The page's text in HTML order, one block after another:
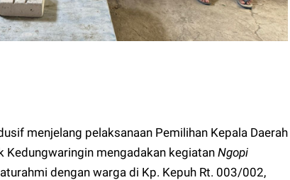
menjelang pelaksanaan Pemilihan Kepala Daerah
mengadakan kegiatan Ngopi
dengan warga di Kp. Kepuh Rt. 003/002,